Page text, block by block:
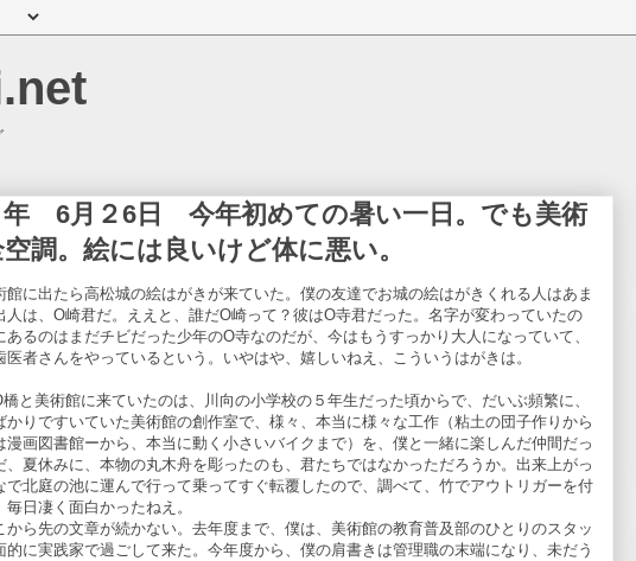
年 6月２6日 今年初めての暑い一日。でも美術
調。絵には良いけど体に悪い。
館に出たら高松城の絵はがきが来ていた。僕の友達でお城の絵はがきくれる人はあま
人は、O崎君だ。ええと、誰だO崎って？彼はO寺君だった。名字が変わっていたの
あるのはまだチビだった少年のO寺なのだが、今はもうすっかり大人になっていて、
医者さんをやっているという。いやはや、嬉しいねえ、こういうはがきは。
と美術館に来ていたのは、川向の小学校の５年生だった頃からで、だいぶ頻繁に、
かりですいていた美術館の創作室で、様々、本当に様々な工作（粘土の団子作りから
漫画図書館ーから、本当に動く小さいバイクまで）を、僕と一緒に楽しんだ仲間だっ
、夏休みに、本物の丸木舟を彫ったのも、君たちではなかっただろうか。出来上がっ
で北庭の池に運んで行って乗ってすぐ転覆したので、調べて、竹でアウトリガーを付
日凄く面白かったねえ。
から先の文章が続かない。去年度まで、僕は、美術館の教育普及部のひとりのスタッ
的に実践家で過ごして来た。今年度から、僕の肩書きは管理職の末端になり、未だう